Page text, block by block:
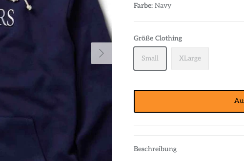
Farbe: Navy
Größe Clothing
Small XLarge
Beschreibung